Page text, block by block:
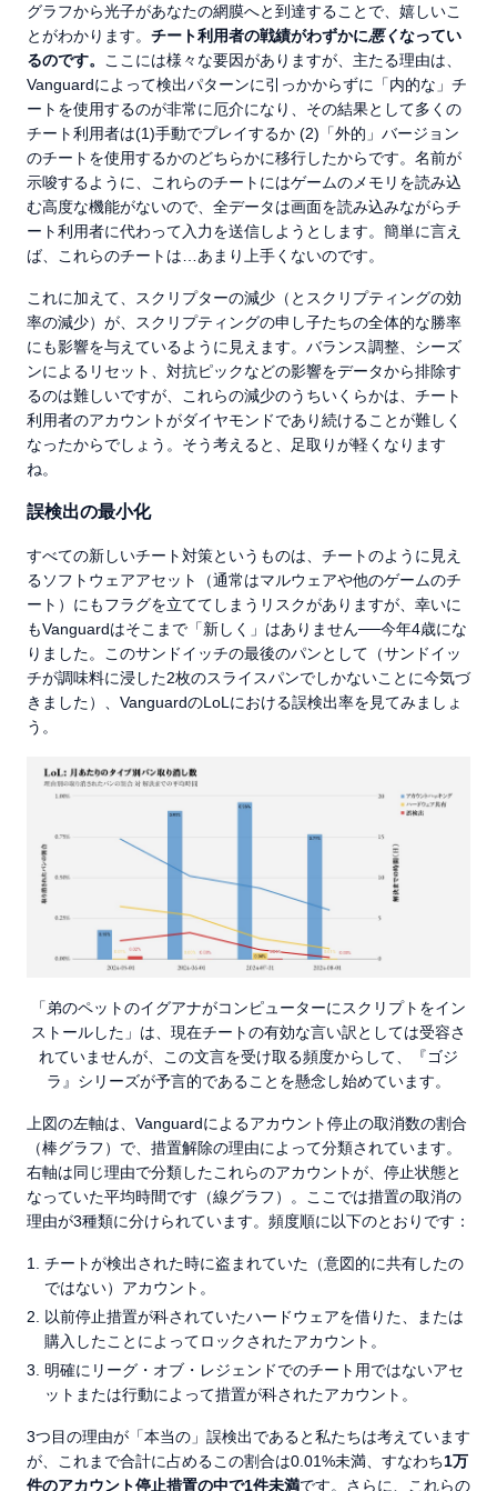
グラフから光子があなたの網膜へと到達することで、嬉しいこ
とがわかります。 チート利用者の戦績がわずかに悪くなってい
るのです。
ここには様々な要因がありますが、主たる理由は、
Vanguardによって検出パターンに引っかからずに「内的な」チ
ートを使用するのが非常に厄介になり、その結果として多くの
チート利用者は(1)手動でプレイするか (2)「外的」バージョン
のチートを使用するかのどちらかに移行したからです。名前が
示唆するように、これらのチートにはゲームのメモリを読み込
む高度な機能がないので、全データは画面を読み込みながらチ
ート利用者に代わって入力を送信しようとします。簡単に言え
ば、これらのチートは…あまり上手くないのです。
これに加えて、スクリプターの減少（とスクリプティングの効
率の減少）が、スクリプティングの申し子たちの全体的な勝率
にも影響を与えているように見えます。バランス調整、シーズ
ンによるリセット、対抗ピックなどの影響をデータから排除す
るのは難しいですが、これらの減少のうちいくらかは、チート
利用者のアカウントがダイヤモンドであり続けることが難しく
なったからでしょう。そう考えると、足取りが軽くなります
ね。
誤検出の最小化
すべての新しいチート対策というものは、チートのように見え
るソフトウェアアセット（通常はマルウェアや他のゲームのチ
ート）にもフラグを立ててしまうリスクがありますが、幸いに
もVanguardはそこまで「新しく」はありません──今年4歳にな
りました。このサンドイッチの最後のパンとして（サンドイッ
チが調味料に浸した2枚のスライスパンでしかないことに今気づ
きました）、VanguardのLoLにおける誤検出率を見てみましょ
う。
「弟のペットのイグアナがコンピューターにスクリプトをイン
ストールした」は、現在チートの有効な言い訳としては受容さ
れていませんが、この文言を受け取る頻度からして、『ゴジ
ラ』シリーズが予言的であることを懸念し始めています。
上図の左軸は、Vanguardによるアカウント停止の取消数の割合
（棒グラフ）で、措置解除の理由によって分類されています。
右軸は同じ理由で分類したこれらのアカウントが、停止状態と
なっていた平均時間です（線グラフ）。ここでは措置の取消の
理由が3種類に分けられています。頻度順に以下のとおりです：
チートが検出された時に盗まれていた（意図的に共有したの
ではない）アカウント。
以前停止措置が科されていたハードウェアを借りた、または
購入したことによってロックされたアカウント。
明確にリーグ・オブ・レジェンドでのチート用ではないアセ
ットまたは行動によって措置が科されたアカウント。
3つ目の理由が「本当の」誤検出であると私たちは考えています
が、これまで合計に占めるこの割合は0.01%未満、すなわち1万
件のアカウント停止措置の中で1件未満です。さらに、これらの